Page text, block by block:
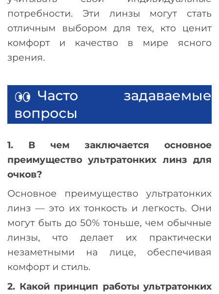
потребности. Эти линзы могут стать
отличным выбором для тех, кто ценит
комфорт и качество в мире ясного
зрения.
Часто задаваемые
вопросы
1. В чем заключается основное
преимущество ультратонких линз для
очков?
Основное преимущество ультратонких
линз —это их тонкость и легкость. Они
могут быть до 50% тоньше, чем обычные
линзы, что делает их практически
незаметными на лице, обеспечивая
комфорт и стиль.
2. Какой принцип работы ультратонких